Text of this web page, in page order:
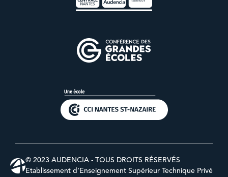
© 2023 AUDENCIA - TOUS DROITS RÉSERVÉS
Etablissement d’Enseignement Supérieur Technique Privé